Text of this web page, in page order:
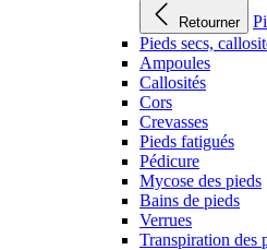
Retourner
Pieds secs,
Ampoules
Callosités
Cors
Crevasses
Pieds fatigués
Pédicure
Mycose des pieds
Bains de pieds
Verrues
Transpiration des